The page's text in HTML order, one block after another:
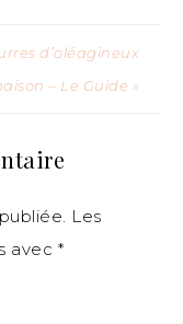
d’oléagineux
– Le Guide »
Les
avec *